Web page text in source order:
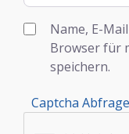
Name, E-
Browser für
speichern.
Captcha Abfrage